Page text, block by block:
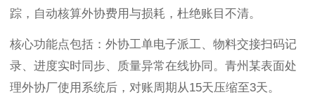
踪，自动核算外协费用与损耗，杜绝账目不清。
核心功能点包括：外协工单电子派工、物料交接扫码记
录、进度实时同步、质量异常在线协同。青州某表面处
理外协厂使用系统后，对账周期从15天压缩至3天。